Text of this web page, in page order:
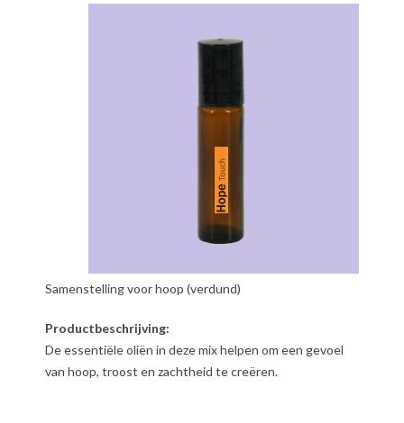
Samenstelling voor hoop (verdund)
Productbeschrijving:
De essentiële oliën in deze mix helpen om een gevoel
van hoop, troost en zachtheid te creëren.